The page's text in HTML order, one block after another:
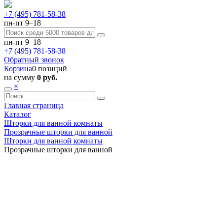
+7 (495) 781-58-38
пн-пт 9–18
пн-пт 9–18
+7 (495) 781-58-38
Обратный звонок
Корзина0 позиций
на сумму 0 руб.
×
Главная страница
Каталог
Шторки для ванной комнаты
Прозрачные шторки для ванной
Шторки для ванной комнаты
Прозрачные шторки для ванной